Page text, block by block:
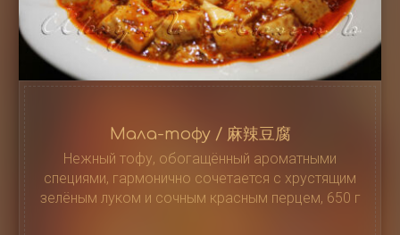
Мала-тофу / 麻辣豆腐
Нежный тофу, обогащённый ароматными
специями, гармонично сочетается с хрустящим
зелёным луком и сочным красным перцем, 650 г